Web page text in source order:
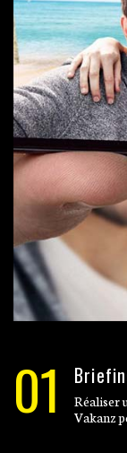
01
Réaliser
Vakanz